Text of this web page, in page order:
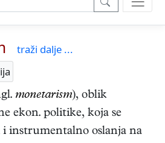
traži dalje ...
monetarism), oblik
ekon. politike, koja se
instrumentalno oslanja na